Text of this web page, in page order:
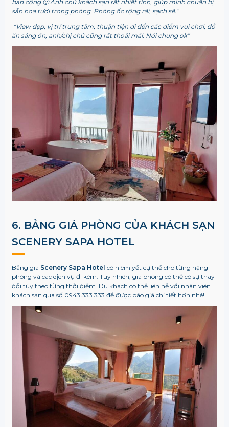
ban công 🙂 Anh chủ khách sạn rất nhiệt tình, giúp mình chuẩn bị
sẵn hoa tươi trong phòng. Phòng ốc rộng rãi, sạch sẽ.”
“View đẹp, vị trí trung tâm, thuận tiện đi đến các điểm vui chơi, đồ
ăn sáng ổn, anh/chị chủ cũng rất thoải mái. Nói chung ok”
6. BẢNG GIÁ PHÒNG CỦA KHÁCH SẠN
SCENERY SAPA HOTEL
Bảng giá Scenery Sapa Hotel có niêm yết cụ thể cho từng hạng
phòng và các dịch vụ đi kèm. Tuy nhiên, giá phòng có thể có sự thay
đổi tùy theo từng thời điểm. Du khách có thể liên hệ với nhân viên
khách sạn qua số 0943.333.333 để được báo giá chi tiết hơn nhé!